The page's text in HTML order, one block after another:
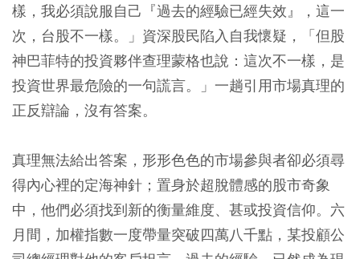
樣，我必須說服自己『過去的經驗已經失效』，這一
次，台股不一樣。」資深股民陷入自我懷疑，「但股
神巴菲特的投資夥伴查理蒙格也說：這次不一樣，是
投資世界最危險的一句謊言。」一趟引用市場真理的
正反辯論，沒有答案。
真理無法給出答案，形形色色的市場參與者卻必須尋
得內心裡的定海神針；置身於超脫體感的股市奇象
中，他們必須找到新的衡量維度、甚或投資信仰。六
月間，加權指數一度帶量突破四萬八千點，某投顧公